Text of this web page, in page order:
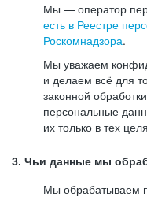
Мы — оператор
есть в Реестре
Роскомнадзора.
Мы уважаем
и делаем всё для
законной
персональные
их только в тех
3. Чьи данные мы
Мы обрабатываем